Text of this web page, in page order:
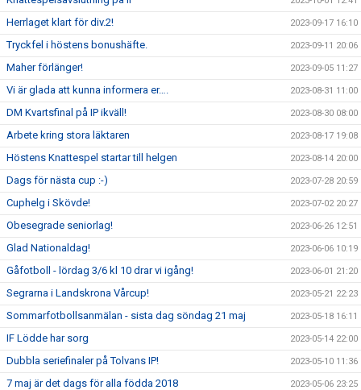
Herrlaget klart för div.2! 2023-09-17 16:10
Tryckfel i höstens bonushäfte. 2023-09-11 20:06
Maher förlänger! 2023-09-05 11:27
Vi är glada att kunna informera er…. 2023-08-31 11:00
DM Kvartsfinal på IP ikväll! 2023-08-30 08:00
Arbete kring stora läktaren 2023-08-17 19:08
Höstens Knattespel startar till helgen 2023-08-14 20:00
Dags för nästa cup :-) 2023-07-28 20:59
Cuphelg i Skövde! 2023-07-02 20:27
Obesegrade seniorlag! 2023-06-26 12:51
Glad Nationaldag! 2023-06-06 10:19
Gåfotboll - lördag 3/6 kl 10 drar vi igång! 2023-06-01 21:20
Segrarna i Landskrona Vårcup! 2023-05-21 22:23
Sommarfotbollsanmälan - sista dag söndag 21 maj 2023-05-18 16:11
IF Lödde har sorg 2023-05-14 22:00
Dubbla seriefinaler på Tolvans IP! 2023-05-10 11:36
7 maj är det dags för alla födda 2018 2023-05-06 23:25